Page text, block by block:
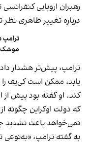
رهبران اروپایی
درباره تغییر ظاهری
موشک
ترامپ، پیش‌تر هشدار
یابد، ممکن است کی‌یف
کند. او گفته بود پیش
که دولت اوکراین چگونه
نمی‌خواهد باعث
به گفته ترامپ، «به‌نوعی